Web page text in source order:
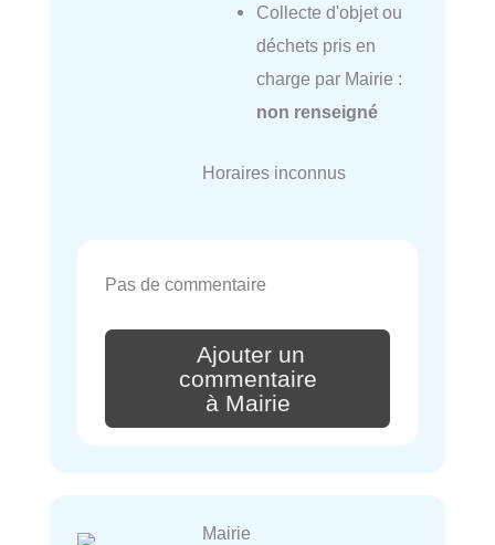
Collecte d'objet ou
déchets pris en
charge par Mairie :
non renseigné
Horaires inconnus
Pas de commentaire
Ajouter un
commentaire
à Mairie
Mairie